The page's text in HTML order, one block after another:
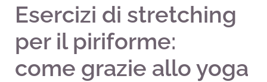
Esercizi di stretching
per il piriforme:
come grazie allo yoga